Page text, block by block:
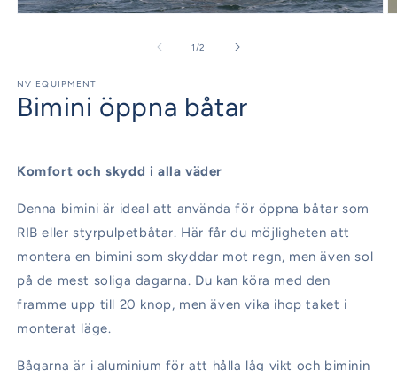
1/av
2
NV EQUIPMENT
Bimini öppna båtar
Komfort och skydd i alla väder
Denna bimini är ideal att använda för öppna båtar som
RIB eller styrpulpetbåtar. Här får du möjligheten att
montera en bimini som skyddar mot regn, men även sol
på de mest soliga dagarna. Du kan köra med den
framme upp till 20 knop, men även vika ihop taket i
monterat läge.
Bågarna är i aluminium för att hålla låg vikt och biminin